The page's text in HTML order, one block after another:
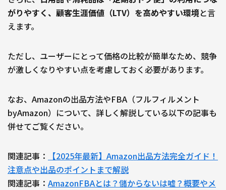
がりやすく、顧客生涯価値（LTV）を高めやすい環境と言
えます。
ただし、ユーザーにとって価格の比較が簡単なため、競争
が激しくなりやすい点を考慮しておく必要があります。
なお、Amazonの出品方法やFBA（フルフィルメント
byAmazon）について、詳しく解説している以下の記事も
併せてご覧ください。
関連記事：
【2025年最新】Amazon出品方法完全ガイド！
注意点や出品のポイントまで解説
関連記事： AmazonFBAとは？儲からないは嘘？概要やメ